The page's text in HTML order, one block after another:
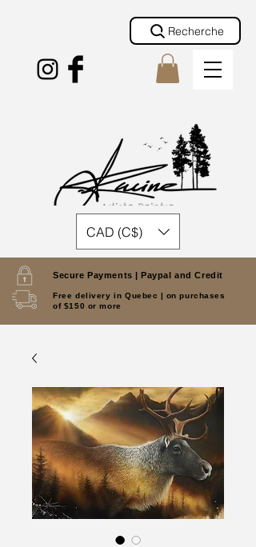
Secure Payments | Paypal and Credit
Free delivery in Quebec | on purchases
of $150 or more
Recherche
CAD (C$)